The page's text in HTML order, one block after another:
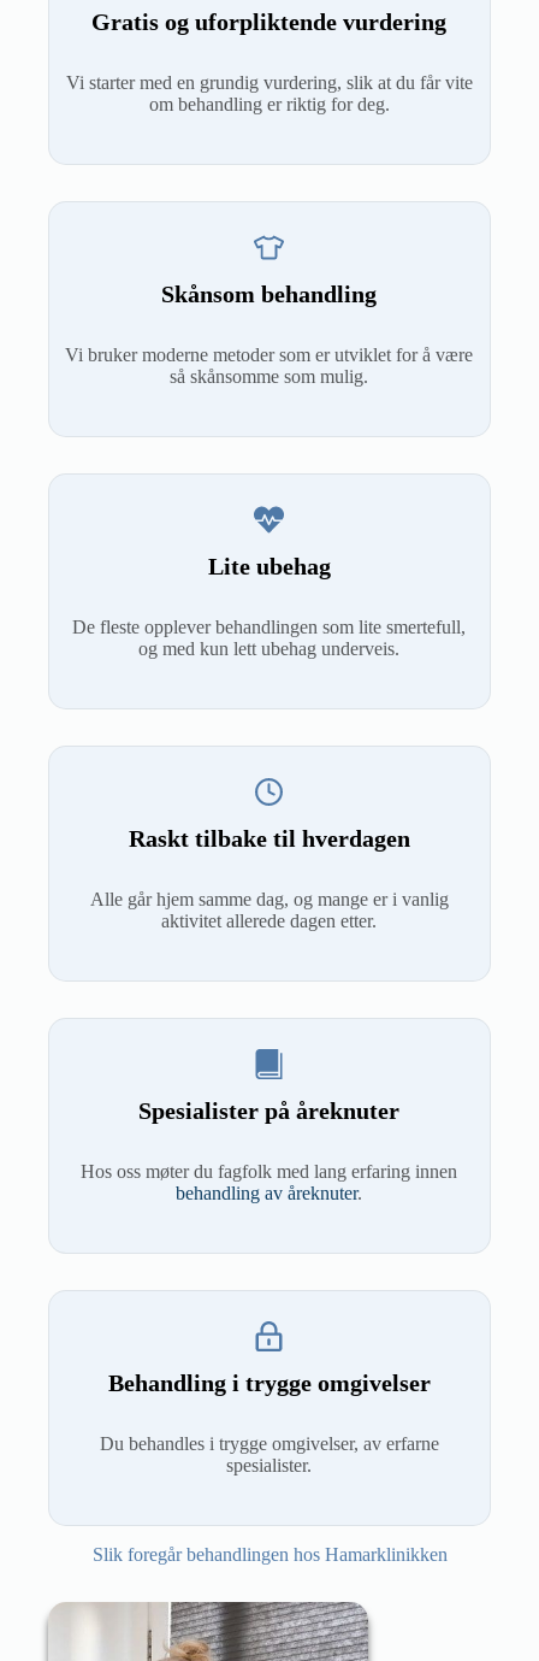
Gratis og uforpliktende vurdering
Vi starter med en grundig vurdering, slik at du får vite
om behandling er riktig for deg.
Skånsom behandling
Vi bruker moderne metoder som er utviklet for å være
så skånsomme som mulig.
Lite ubehag
De fleste opplever behandlingen som lite smertefull,
og med kun lett ubehag underveis.
Raskt tilbake til hverdagen
Alle går hjem samme dag, og mange er i vanlig
aktivitet allerede dagen etter.
Spesialister på åreknuter
Hos oss møter du fagfolk med lang erfaring innen
behandling av åreknuter.
Behandling i trygge omgivelser
Du behandles i trygge omgivelser, av erfarne
spesialister.
Slik foregår behandlingen hos Hamarklinikken